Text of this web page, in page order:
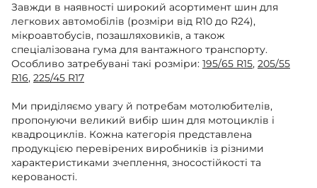
Завжди в наявності широкий асортимент шин для
легкових автомобілів (розміри від R10 до R24),
мікроавтобусів, позашляховиків, а також
спеціалізована гума для вантажного транспорту.
Особливо затребувані такі розміри: 195/65 R15, 205/55
R16, 225/45 R17
Ми приділяємо увагу й потребам мотолюбителів,
пропонуючи великий вибір шин для мотоциклів і
квадроциклів. Кожна категорія представлена
продукцією перевірених виробників із різними
характеристиками зчеплення, зносостійкості та
керованості.